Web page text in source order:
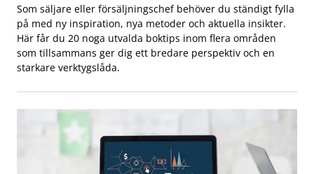
Som säljare eller försäljningschef behöver du ständigt fylla
på med ny inspiration, nya metoder och aktuella insikter.
Här får du 20 noga utvalda boktips inom flera områden
som tillsammans ger dig ett bredare perspektiv och en
starkare verktygslåda.